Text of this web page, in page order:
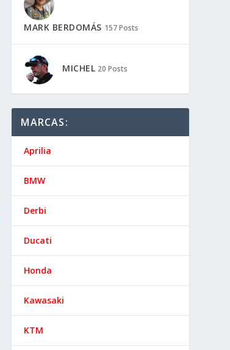
MARK BERDOMÁS 157 Posts
MICHEL 20 Posts
MARCAS:
Aprilia
BMW
Derbi
Ducati
Honda
Kawasaki
KTM